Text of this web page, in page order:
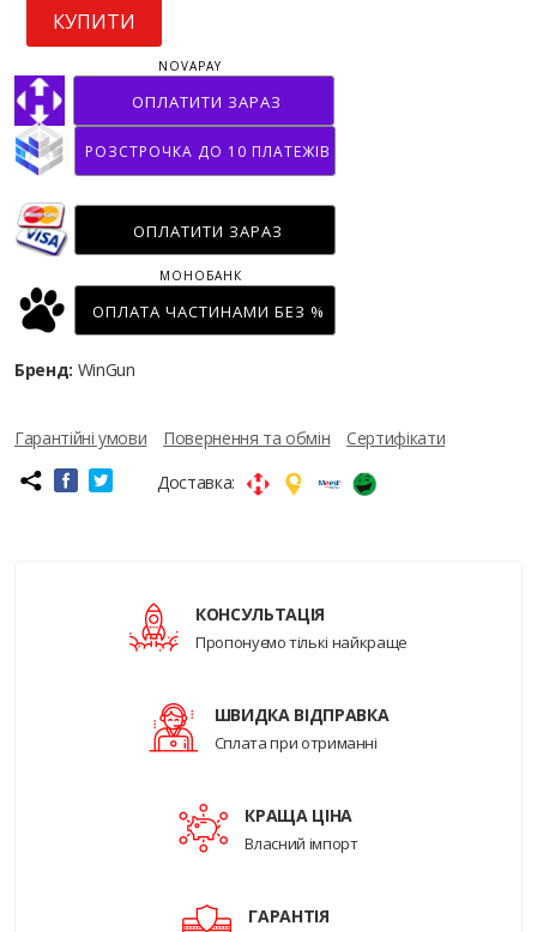
КУПИТИ
ОПЛАТИТИ ЗАРАЗ
NOVAPAY
РОЗСТРОЧКА ДО 10 ПЛАТЕЖІВ
ОПЛАТИТИ ЗАРАЗ
ОПЛАТА ЧАСТИНАМИ БЕЗ %
МОНОБАНК
Бренд: WinGun
Гарантійні умови Повернення та обмін
Сертифікати
Доставка:
КОНСУЛЬТАЦІЯ
Пропонуємо тількі найкраще
ШВИДКА ВІДПРАВКА
Сплата при отриманні
КРАЩА ЦІНА
Власний імпорт
ГАРАНТІЯ